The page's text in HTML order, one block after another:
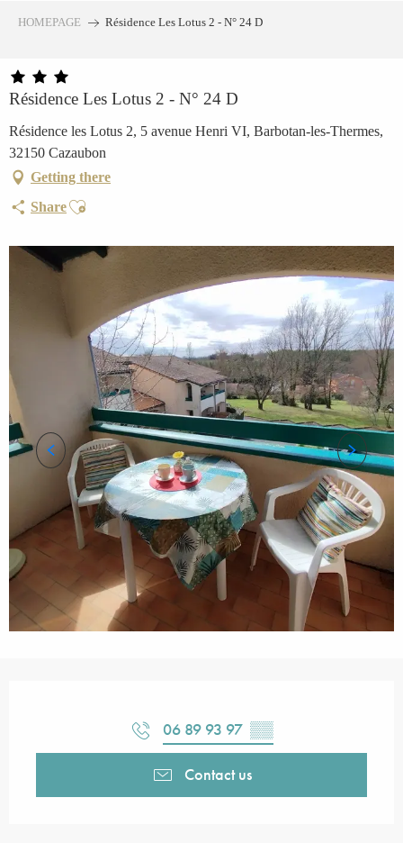
principal
HOMEPAGE Résidence Les Lotus 2 - N° 24 D
Résidence Les Lotus 2 - N° 24 D
Résidence les Lotus 2, 5 avenue Henri VI, Barbotan-les-Thermes,
32150 Cazaubon
Getting there
ShareAjouter aux favoris
06 89 93 97 ▒▒
Contact us